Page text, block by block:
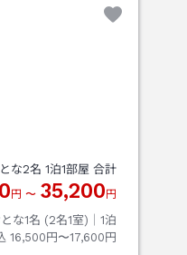
な2名 1泊1部屋 合計
円 〜 35,200 円
な1名 (2名1室)｜ 1泊
16,500円〜17,600円